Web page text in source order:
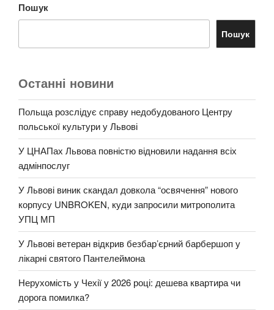
Пошук
Пошук
Останні новини
Польща розслідує справу недобудованого Центру
польської культури у Львові
У ЦНАПах Львова повністю відновили надання всіх
адмінпослуг
У Львові виник скандал довкола “освячення” нового
корпусу UNBROKEN, куди запросили митрополита
УПЦ МП
У Львові ветеран відкрив безбар’єрний барбершоп у
лікарні святого Пантелеймона
Нерухомість у Чехії у 2026 році: дешева квартира чи
дорога помилка?